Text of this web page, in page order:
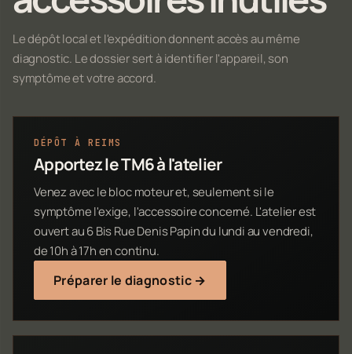
Le dépôt local et l'expédition donnent accès au même
diagnostic. Le dossier sert à identifier l'appareil, son
symptôme et votre accord.
DÉPÔT À REIMS
Apportez le TM6 à l'atelier
Venez avec le bloc moteur et, seulement si le
symptôme l'exige, l'accessoire concerné. L'atelier est
ouvert au 6 Bis Rue Denis Papin du lundi au vendredi,
de 10h à 17h en continu.
Préparer le diagnostic →